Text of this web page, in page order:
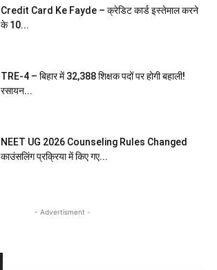
Credit Card Ke Fayde – क्रेडिट कार्ड इस्तेमाल करने
के 10...
TRE-4 – बिहार में 32,388 शिक्षक पदों पर होगी बहाली!
रसायन...
NEET UG 2026 Counseling Rules Changed
काउंसलिंग प्रक्रिया में किए गए...
- Advertisment -